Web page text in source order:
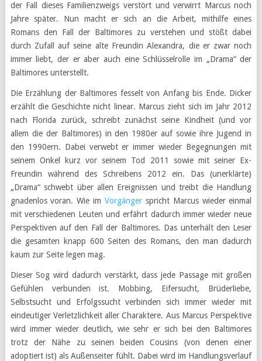
der Fall dieses Familienzweigs verstört und verwirrt Marcus noch
Jahre später. Nun macht er sich an die Arbeit, mithilfe eines
Romans den Fall der Baltimores zu verstehen und stößt dabei
durch Zufall auf seine alte Freundin Alexandra, die er zwar noch
immer liebt, der er aber auch eine Schlüsselrolle im „Drama“ der
Baltimores unterstellt.
Die Erzählung der Baltimores fesselt von Anfang bis Ende. Dicker
erzählt die Geschichte nicht linear. Marcus zieht sich im Jahr 2012
nach Florida zurück, schreibt zunächst seine Kindheit (und vor
allem die der Baltimores) in den 1980er auf sowie ihre Jugend in
den 1990ern. Dabei verwebt er immer wieder Begegnungen mit
seinem Onkel kurz vor seinem Tod 2011 sowie mit seiner Ex-
Freundin während des Schreibens 2012 ein. Das (unerklärte)
„Drama“ schwebt über allen Ereignissen und treibt die Handlung
gnadenlos voran. Wie im Vorgängerspricht Marcus wieder einmal
mit verschiedenen Leuten und erfährt dadurch immer wieder neue
Perspektiven auf den Fall der Baltimores. Das unterhält den Leser
die gesamten knapp 600 Seiten des Romans, den man dadurch
kaum zur Seite legen mag.
Dieser Sog wird dadurch verstärkt, dass jede Passage mit großen
Gefühlen verbunden ist. Mobbing, Eifersucht, Brüderliebe,
Selbstsucht und Erfolgssucht verbinden sich immer wieder mit
eindeutiger Verletzlichkeit aller Charaktere. Aus Marcus Perspektive
wird immer wieder deutlich, wie sehr er sich bei den Baltimores
trotz der Nähe zu seinen beiden Cousins (von denen einer
adoptiert ist) als Außenseiter fühlt. Dabei wird im Handlungsverlauf